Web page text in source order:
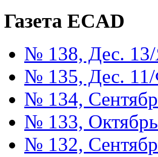
Газета ECAD
№ 138, Дес.
№ 135, Дес.
№ 134,
№ 133,
№ 132,